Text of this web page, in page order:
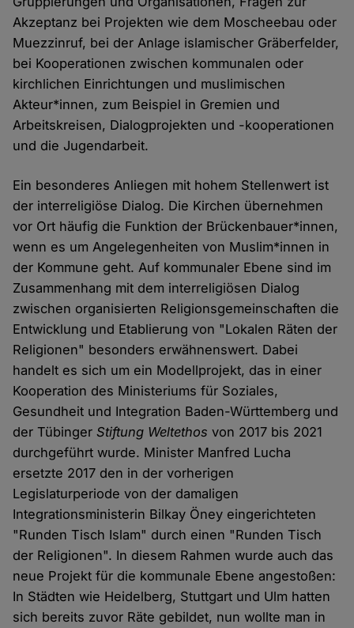
Akzeptanz bei Projekten wie dem Moscheebau oder
Muezzinruf, bei der Anlage islamischer Gräberfelder,
bei Kooperationen zwischen kommunalen oder
kirchlichen Einrichtungen und muslimischen
Akteur*innen, zum Beispiel in Gremien und
Arbeitskreisen, Dialogprojekten und -kooperationen
und die Jugendarbeit.
Ein besonderes Anliegen mit hohem Stellenwert ist
der interreligiöse Dialog. Die Kirchen übernehmen
vor Ort häufig die Funktion der Brückenbauer*innen,
wenn es um Angelegenheiten von Muslim*innen in
der Kommune geht. Auf kommunaler Ebene sind im
Zusammenhang mit dem interreligiösen Dialog
zwischen organisierten Religionsgemeinschaften die
Entwicklung und Etablierung von "Lokalen Räten der
Religionen" besonders erwähnenswert. Dabei
handelt es sich um ein Modellprojekt, das in einer
Kooperation des Ministeriums für Soziales,
Gesundheit und Integration Baden-Württemberg und
der TübingerStiftung Weltethos von 2017 bis 2021
durchgeführt wurde. Minister Manfred Lucha
ersetzte 2017 den in der vorherigen
Legislaturperiode von der damaligen
Integrationsministerin Bilkay Öney eingerichteten
"Runden Tisch Islam" durch einen "Runden Tisch
der Religionen". In diesem Rahmen wurde auch das
neue Projekt für die kommunale Ebene angestoßen:
In Städten wie Heidelberg, Stuttgart und Ulm hatten
sich bereits zuvor Räte gebildet, nun wollte man in